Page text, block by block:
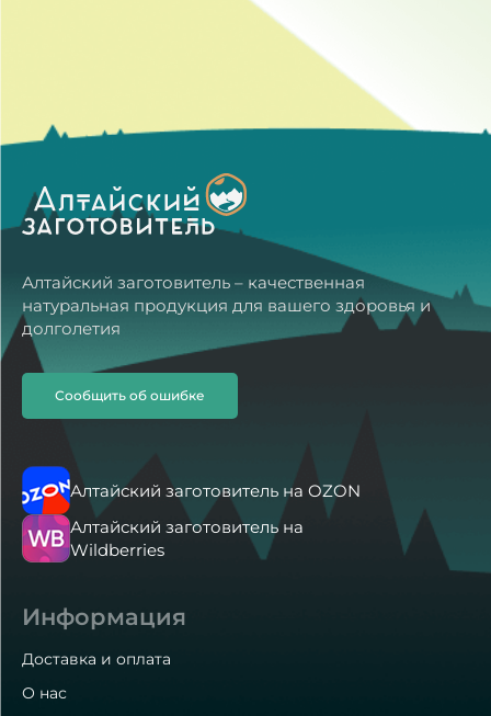
Алтайский заготовитель – качественная
натуральная продукция для вашего здоровья и
долголетия
Сообщить об ошибке
Алтайский заготовитель на OZON
Алтайский заготовитель на
Wildberries
Информация
Доставка и оплата
О нас